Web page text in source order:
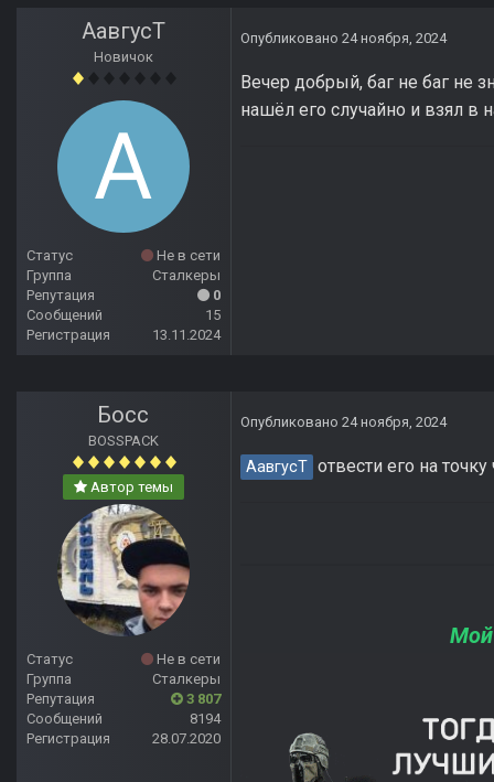
АавгусТ
Новичок
Статус
Не в сети
Группа
Сталкеры
Репутация
0
Сообщений
15
Регистрация
13.11.2024
Опубликовано 24 ноября, 2024
Вечер добрый, баг не баг не
нашёл его случайно и взял в
Босс
BOSSPACK
Автор темы
Статус
Не в сети
Группа
Сталкеры
Репутация
3 807
Сообщений
8194
Регистрация
28.07.2020
Опубликовано 24 ноября, 2024
АавгусТ отвести его на